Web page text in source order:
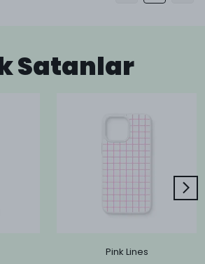
Satanlar
Pink Lines